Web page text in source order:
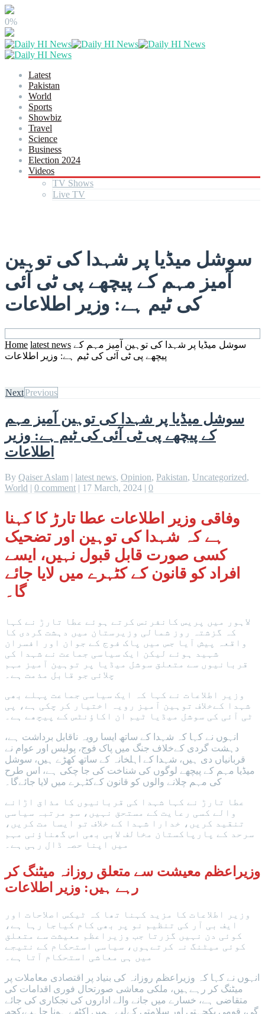
0%
Latest
Pakistan
World
Sports
Showbiz
Travel
Science
Business
Election 2024
Videos
TV Shows
Live TV
سوشل میڈیا پر شہدا کی توہین
آمیز مہم کے پیچھے پی ٹی آئی
کی ٹیم ہے: وزیر اطلاعات
Home latest news سوشل میڈیا پر شہدا کی توہین آمیز مہم کے
پیچھے پی ٹی آئی کی ٹیم ہے: وزیر اطلاعات
NextPrevious
سوشل میڈیا پر شہدا کی توہین آمیز مہم
کے پیچھے پی ٹی آئی کی ٹیم ہے: وزیر
اطلاعات
By Qaiser Aslam | latest news, Opinion, Pakistan, Uncategorized,
World | 0 comment | 17 March, 2024 | 0
وفاقی وزیر اطلاعات عطا تارڑ کا کہنا
ہے کہ شہدا کی توہین اور تضحیک
کسی صورت قابل قبول نہیں، ایسے
افراد کو قانون کے کٹہرے میں لایا جائے
گا۔
لاہور میں پریس کانفرنس کرتے ہوئے عطا تارڑ نے کہا
کہ گزشتہ روز شمالی وزیرستان میں دہشت گردی کا
واقعہ پیش آیا جس میں پاک فوج کے جوان اور افسران
شہید ہوئے لیکن ایک سیاسی جماعت نے شہدا کی
قربانیوں سے متعلق سوشل میڈیا پر توہین آمیز مہم
چلائی جو قابل مذمت ہے۔
وزیر اطلاعات نے کہا کہ ایک سیاسی جماعت پہلے بھی
شہدا کےخلاف توہین آمیز رویہ اختیار کر چکی ہے، پی
ٹی آئی کی سوشل میڈیا ٹیم ان اکاؤنٹس کے پیچھے ہے۔
انہوں نے کہا کہ شہدا کے ساتھ ایسا رویہ ناقابل برداشت ہے،
دہشت گردی کےخلاف جنگ میں پاک فوج، پولیس اور عوام نے
قربانیاں دی ہیں، شہدا کے اہلخانہ کے ساتھ کھڑے ہیں، سوشل
میڈیا مہم کے پیچھے لوگوں کی شناخت کی جا چکی ہے، اس طرح
عطا تارڑ نے کہا شہدا کی قربانیوں کا مذاق اڑانے
والے کسی رعایت کے مستحق نہیں، سو مرتبہ سیاسی
تنقید کریں، خدارا شہدا کے خلاف تو ایسا مت کریں،
سرحد کے پارپاکستان مخالف لابی بھی اس گھناؤنی مہم
میں اپنا حصہ ڈال رہی ہے۔
وزیراعظم معیشت سے متعلق روزانہ میٹنگ کر
رہے ہیں: وزیر اطلاعات
وزیر اطلاعات کا مزید کہنا تھا کہ ٹیکس اصلاحات اور
ایف بی آر کی تنظیم نو پر بھی کام کیاجا رہا ہے،
کوئی دن نہیں گزرتا جب وزیراعظم معیشت سے متعلق
کوئی میٹنگ نہ کرتےہوں، سیاسی استحکام کے نتیجے
میں ہی معاشی استحکام آتا ہے۔
انہوں نے کہا کہ وزیراعظم روزانہ کی بنیاد پر اقتصادی معاملات پر
میٹنگ کر رہےہیں، ملکی معاشی صورتحال فوری اقدامات کی
متقاضی ہے، خسارے میں جانے والے اداروں کی نجکاری کی جائے
گی، قومی یکجہتی اور سلامتی کےلیے ہمیں اکٹھے ہونا چاہیے،کچھ